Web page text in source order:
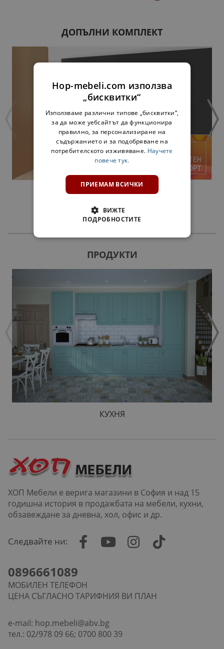
ДОПЪЛНИ КОМПЛЕКТ
ПОРТМАНТО АПОЛОН - ДЪБ СОНОМА
399,00 €
ПРОДУКТИ
КУХНЯ
ХОП Мебели е верига магазини в София и над 15
годишна история в продажбата на мебели, кухни,
обзавеждане за дневна, хол, офис и др.
Следвайте ни:
0896661089
МОБИЛЕН ТЕЛЕФОН
ЦЕНА СЪГЛАСНО ТАРИФНИЯ ВИ ПЛАН
e-mail: hop.mebeli@abv.bg
тел.: 02/978 09 66; 0700 800 39
Hop-mebeli.com използва
„бисквитки“
Използваме различни типове „бисквитки“,
за да може уебсайтът да функционира
правилно, за персонализиране на
съдържанието и за подобряване на
потребителското изживяване. Научете
повече тук.
ПРИЕМАМ ВСИЧКИ
ВИЖТЕ
ПОДРОБНОСТИТЕ